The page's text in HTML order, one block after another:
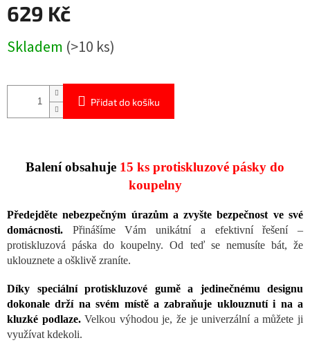
629 Kč
cena:
Skladem (>10 ks)
Přidat do košíku
Balení obsahuje 15 ks protiskluzové pásky do
koupelny
Předejděte nebezpečným úrazům a zvyšte bezpečnost ve své
domácnosti. Přinášíme Vám unikátní a efektivní řešení –
protiskluzová páska do koupelny. Od teď se nemusíte bát, že
uklouznete a ošklivě zraníte.
Díky speciální protiskluzové gumě a jedinečnému designu
dokonale drží na svém místě a zabraňuje uklouznutí i na a
kluzké podlaze.Velkou výhodou je, že je univerzální a můžete ji
využívat kdekoli.